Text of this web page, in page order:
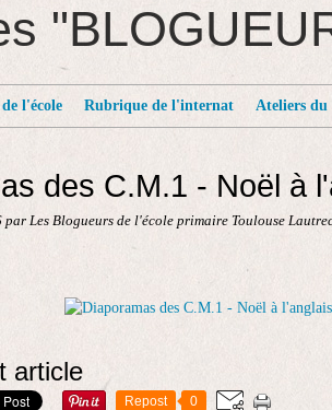
l'école Rubrique de l'internat Ateliers du
des C.M.1 - Noël à
par Les Blogueurs de l'école primaire Toulouse
article
Repost 0